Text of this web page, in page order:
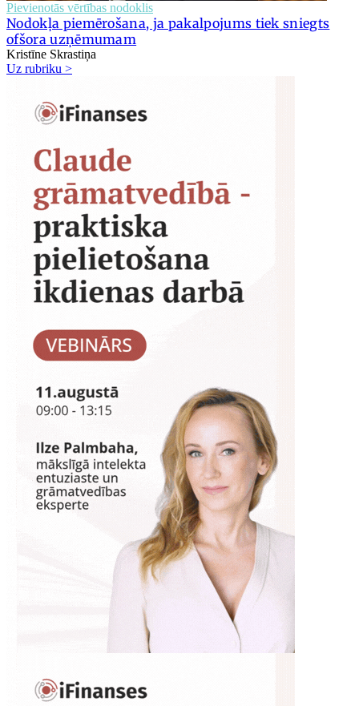
Pievienotās vērtības nodoklis
Nodokļa piemērošana, ja pakalpojums tiek sniegts
ofšora uzņēmumam
Kristīne Skrastiņa
Uz rubriku >